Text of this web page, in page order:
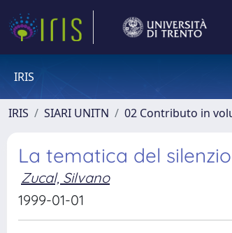
IRIS
IRIS SIARI UNITN 02 Contributo in
La tematica del
Zucal, Silvano
1999-01-01